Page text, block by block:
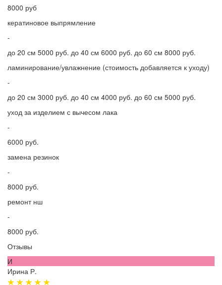
8000 руб
кератиновое выпрямление
-
до 20 см 5000 руб. до 40 см 6000 руб. до 60 см 8000 руб.
ламинирование/увлажнение (стоимость добавляется к уходу)
-
до 20 см 3000 руб. до 40 см 4000 руб. до 60 см 5000 руб.
уход за изделием с вычесом лака
-
6000 руб.
замена резинок
-
8000 руб.
ремонт нш
-
8000 руб.
Отзывы
И
Ирина Р.